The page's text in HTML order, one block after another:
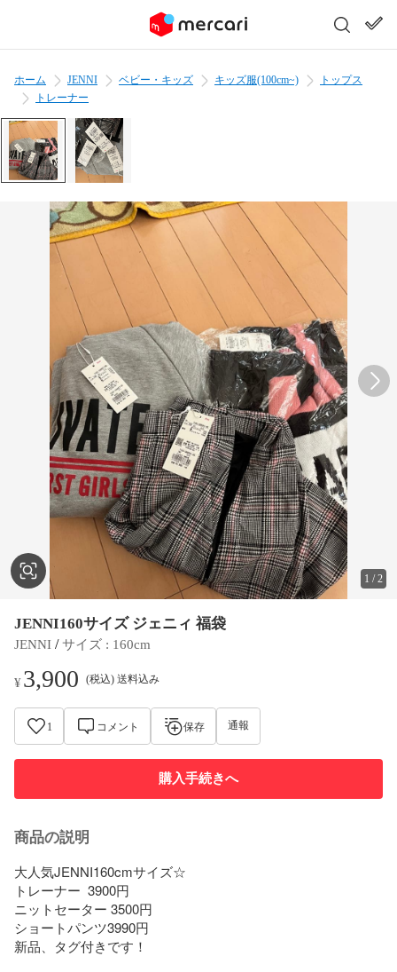
ホーム JENNI ベビー・キッズ キッズ服(100cm~)
トップス
トレーナー
1 /2
JENNI160サイズ ジェニィ 福袋
JENNI / サイズ : 160cm
¥3,900 (税込) 送料込み
1 コメント 保存 通報
購入手続きへ
商品の説明
大人気JENNI160cmサイズ☆
トレーナー  3900円
ニットセーター 3500円
ショートパンツ3990円
新品、タグ付きです！